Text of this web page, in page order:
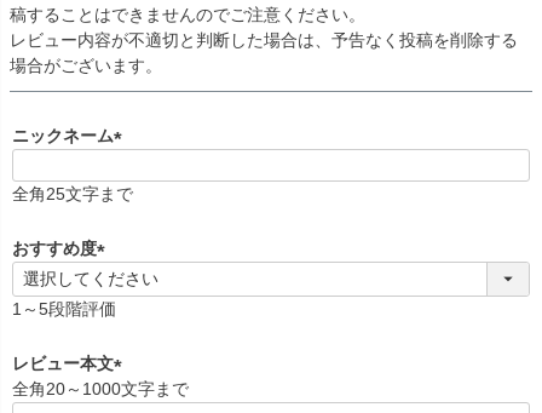
稿することはできませんのでご注意ください。
レビュー内容が不適切と判断した場合は、予告なく投稿を削除する
場合がございます。
ニックネーム
必
全角25文字まで
おすすめ度
(
必
)
1～5段階評価
レビュー本文
(
全角20～1000文字まで